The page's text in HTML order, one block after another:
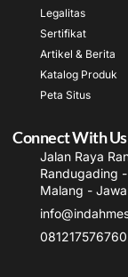
Legalitas
Sertifikat
Artikel & Berita
Katalog Produk
Peta Situs
Connect With Us
Jalan Raya
Randugading
Malang -
081217576760